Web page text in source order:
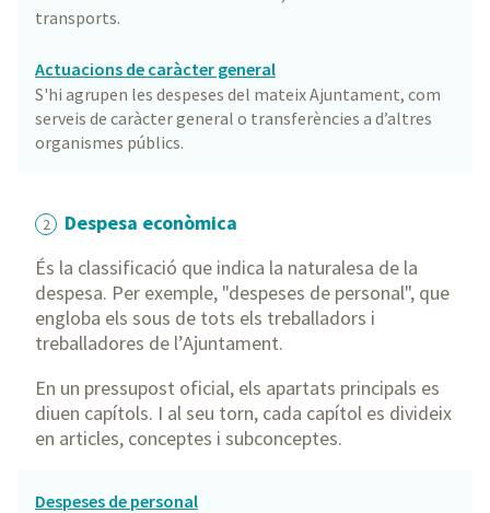
transports.
Actuacions de caràcter general
S'hi agrupen les despeses del mateix Ajuntament, com
serveis de caràcter general o transferències a d’altres
organismes públics.
2
Despesa econòmica
És la classificació que indica la naturalesa de la
despesa. Per exemple, "despeses de personal", que
engloba els sous de tots els treballadors i
treballadores de l’Ajuntament.
En un pressupost oficial, els apartats principals es
diuen capítols. I al seu torn, cada capítol es divideix
en articles, conceptes i subconceptes.
Despeses de personal